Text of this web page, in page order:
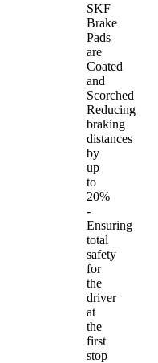
SKF
Brake
Pads
are
Coated
and
Scorched
Reducing
braking
distances
by
up
to
20%
-
Ensuring
total
safety
for
the
driver
at
the
first
stop